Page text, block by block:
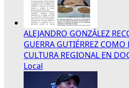
ALEJANDRO GONZÁLEZ
GUERRA GUTIÉRREZ COMO
CULTURA REGIONAL EN
Local